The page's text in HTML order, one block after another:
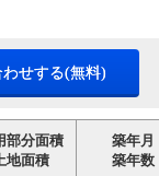
せする(無料)
部分面積
地面積
築年月
築年数